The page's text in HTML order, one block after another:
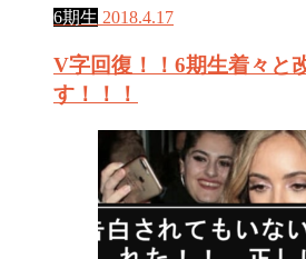
6期生 2018.4.17
V字回復！！6期生着々と
す！！！